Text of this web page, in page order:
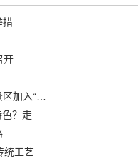
措
开
“38+1”！沈阳文旅听劝、宠客，又一景区加入“东北超”优惠名单！
全国首个跨省区城市足球超级IP有何特色？走进沈阳现场去看看
统工艺